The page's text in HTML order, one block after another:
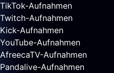
TikTok-Aufnahmen
Twitch-Aufnahmen
Kick-Aufnahmen
YouTube-Aufnahmen
AfreecaTV-Aufnahmen
Pandalive-Aufnahmen